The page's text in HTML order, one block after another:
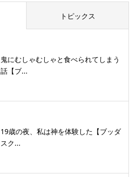
トピックス
鬼にむしゃむしゃと食べられてしまう
話【ブ...
19歳の夜、私は神を体験した【ブッダ
スク...